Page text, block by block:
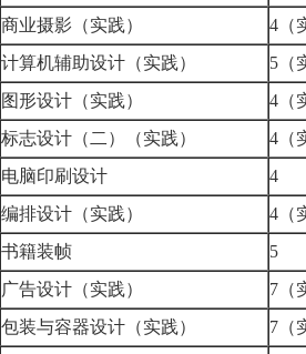
商业摄影（实践）
4（
计算机辅助设计（实践）
5（
图形设计（实践）
4（
标志设计（二）（实践）
4（
电脑印刷设计
4
编排设计（实践）
4（
书籍装帧
5
广告设计（实践）
7（
包装与容器设计（实践） 7（